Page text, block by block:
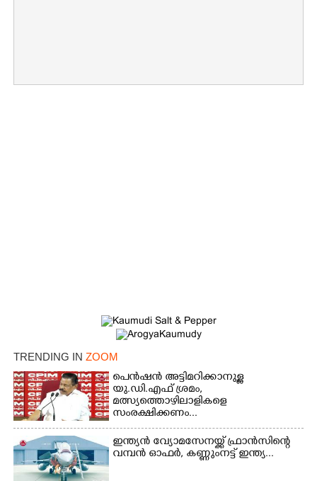
TRENDING IN ZOOM
പെൻഷൻ അട്ടിമറിക്കാനുള്ള
യു.ഡി.എഫ് ശ്രമം,
മത്സ്യത്തൊഴിലാളികളെ
സംരക്ഷിക്കണം...
ഇന്ത്യൻ വ്യോമസേനയ്ക്ക് ഫ്രാൻസിന്റെ
വമ്പൻ ഓഫർ, കണ്ണുംനട്ട് ഇന്ത്യ...